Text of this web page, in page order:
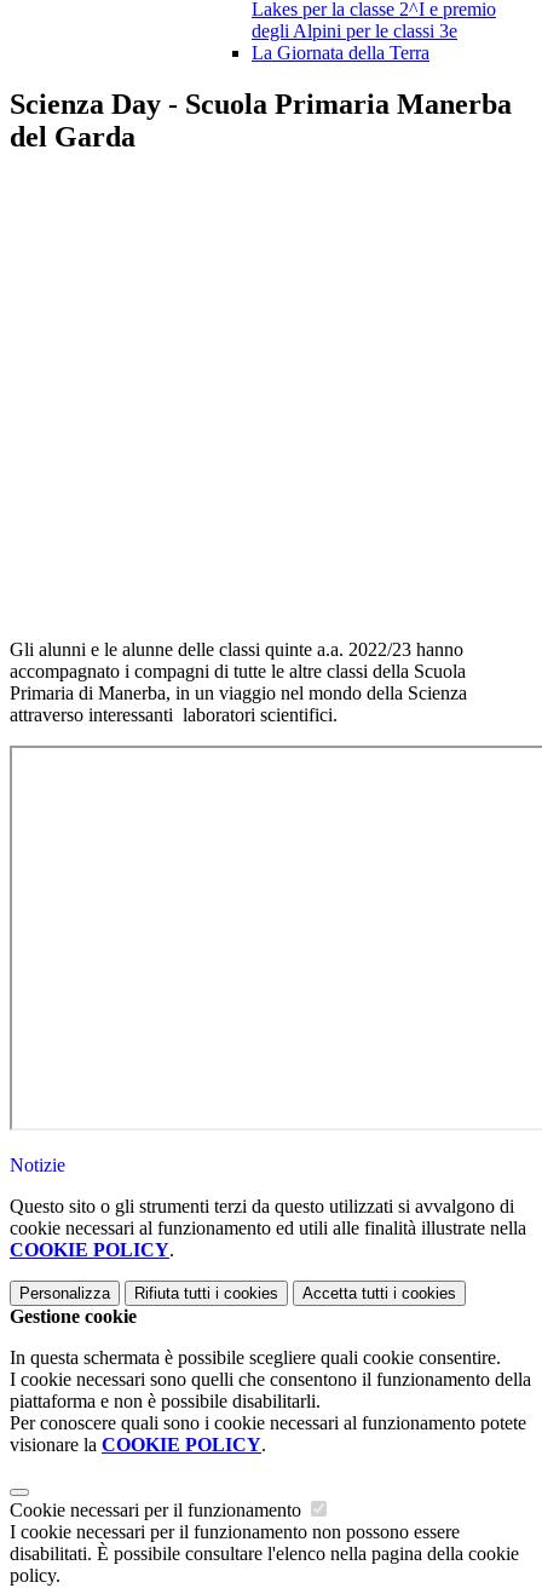
Lakes per la classe 2^I e premio
degli Alpini per le classi 3e
La Giornata della Terra
Scienza Day - Scuola Primaria Manerba
del Garda
Gli alunni e le alunne delle classi quinte a.a. 2022/23 hanno
accompagnato i compagni di tutte le altre classi della Scuola
Primaria di Manerba, in un viaggio nel mondo della Scienza
attraverso interessanti laboratori scientifici.
Notizie
Questo sito o gli strumenti terzi da questo utilizzati si avvalgono di
cookie necessari al funzionamento ed utili alle finalità illustrate nella
COOKIE POLICY.
Personalizza Rifiuta tutti i cookies Accetta tutti i cookies
Gestione cookie
In questa schermata è possibile scegliere quali cookie consentire.
I cookie necessari sono quelli che consentono il funzionamento della
piattaforma e non è possibile disabilitarli.
Per conoscere quali sono i cookie necessari al funzionamento potete
visionare la COOKIE POLICY.
Cookie necessari per il funzionamento
I cookie necessari per il funzionamento non possono essere
disabilitati. È possibile consultare l'elenco nella pagina della cookie
policy.